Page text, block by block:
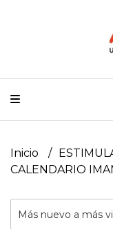
Inicio
CALENDARIO